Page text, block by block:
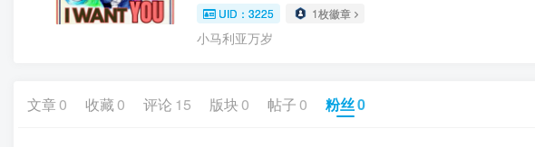
UID：3225 1枚徽章
小马利亚万岁
文章0 收藏 0 评论 15 版块 0 帖子 0 粉丝0